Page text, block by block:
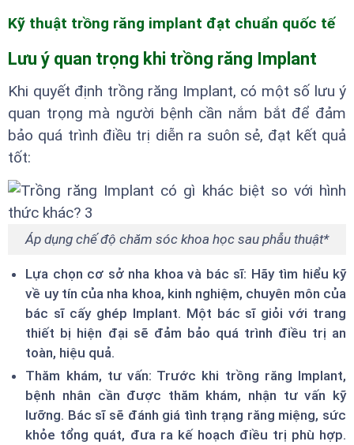
Kỹ thuật trồng răng implant đạt chuẩn quốc tế
Lưu ý quan trọng khi trồng răng Implant
Khi quyết định trồng răng Implant, có một số lưu ý
quan trọng mà người bệnh cần nắm bắt để đảm
bảo quá trình điều trị diễn ra suôn sẻ, đạt kết quả
tốt:
Áp dụng chế độ chăm sóc khoa học sau phẫu thuật*
Lựa chọn cơ sở nha khoa và bác sĩ: Hãy tìm hiểu kỹ
về uy tín của nha khoa, kinh nghiệm, chuyên môn của
bác sĩ cấy ghép Implant. Một bác sĩ giỏi với trang
thiết bị hiện đại sẽ đảm bảo quá trình điều trị an
toàn, hiệu quả.
Thăm khám, tư vấn: Trước khi trồng răng Implant,
bệnh nhân cần được thăm khám, nhận tư vấn kỹ
lưỡng. Bác sĩ sẽ đánh giá tình trạng răng miệng, sức
khỏe tổng quát, đưa ra kế hoạch điều trị phù hợp.